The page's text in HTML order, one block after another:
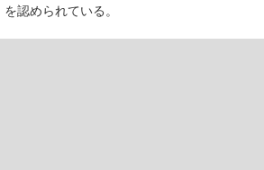
を認められている。